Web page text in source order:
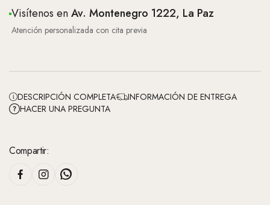
Visítenos enAv. Montenegro 1222, La Paz
Atención personalizada con cita previa
DESCRIPCIÓN COMPLETA
INFORMACIÓN DE ENTREGA
HACER UNA PREGUNTA
Compartir: